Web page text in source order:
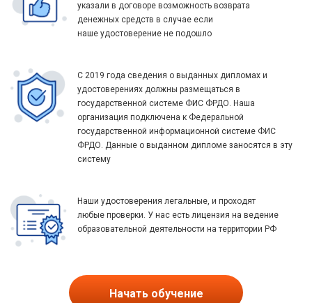
указали в договоре возможность возврата
денежных средств в случае если
наше удостоверение не подошло
С 2019 года сведения о выданных дипломах и
удостоверениях должны размещаться в
государственной системе ФИС ФРДО. Наша
организация подключена к Федеральной
государственной информационной системе ФИС
ФРДО. Данные о выданном дипломе заносятся в эту
систему
Наши удостоверения легальные, и проходят
любые проверки. У нас есть лицензия на ведение
образовательной деятельности на территории РФ
Начать обучение